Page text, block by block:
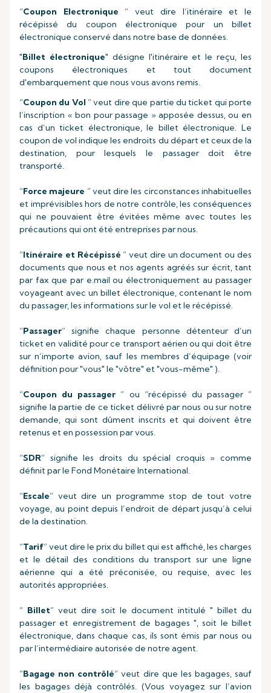
“Coupon Electronique ” veut dire l’itinéraire et le
récépissé du coupon électronique pour un billet
électronique conservé dans notre base de données.
"Billet électronique" désigne l'itinéraire et le reçu, les
coupons électroniques et tout document
d'embarquement que nous vous avons remis.
“Coupon du Vol ” veut dire que partie du ticket qui porte
l’inscription « bon pour passage » apposée dessus, ou en
cas d’un ticket électronique, le billet électronique. Le
coupon de vol indique les endroits du départ et ceux de la
destination, pour lesquels le passager doit être
transporté.
“Force majeure ” veut dire les circonstances inhabituelles
et imprévisibles hors de notre contrôle, les conséquences
qui ne pouvaient être évitées même avec toutes les
précautions qui ont été entreprises par nous.
“Itinéraire et Récépissé ” veut dire un document ou des
documents que nous et nos agents agréés sur écrit, tant
par fax que par e.mail ou électroniquement au passager
voyageant avec un billet électronique, contenant le nom
du passager, les informations sur le vol et le récépissé.
“Passager” signifie chaque personne détenteur d’un
ticket en validité pour ce transport aérien ou qui doit être
sur n’importe avion, sauf les membres d’équipage (voir
définition pour "vous" le "vôtre" et "vous-même" ).
“Coupon du passager ” ou “récépissé du passager ”
signifie la partie de ce ticket délivré par nous ou sur notre
demande, qui sont dûment inscrits et qui doivent être
retenus et en possession par vous.
“SDR” signifie les droits du spécial croquis » comme
définit par le Fond Monétaire International.
“Escale” veut dire un programme stop de tout votre
voyage, au point depuis l’endroit de départ jusqu’à celui
de la destination.
“Tarif” veut dire le prix du billet qui est affiché, les charges
et le détail des conditions du transport sur une ligne
aérienne qui a été préconisée, ou requise, avec les
autorités appropriées.
“ Billet” veut dire soit le document intitulé " billet du
passager et enregistrement de bagages ", soit le billet
électronique, dans chaque cas, ils sont émis par nous ou
par l’intermédiaire autorisée de notre agent.
“Bagage non contrôlé” veut dire que les bagages, sauf
les bagages déjà contrôlés. (Vous voyagez sur l’avion